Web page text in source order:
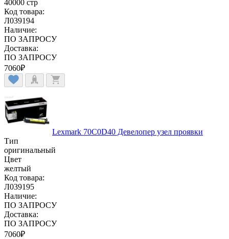
40000 стр
Код товара:
Л039194
Наличие:
ПО ЗАПРОСУ
Доставка:
ПО ЗАПРОСУ
7060₽
Lexmark 70C0D40 Девелопер узел проявки
Тип
оригинальный
Цвет
желтый
Код товара:
Л039195
Наличие:
ПО ЗАПРОСУ
Доставка:
ПО ЗАПРОСУ
7060₽